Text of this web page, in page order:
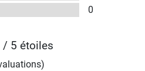
0
/ 5 étoiles